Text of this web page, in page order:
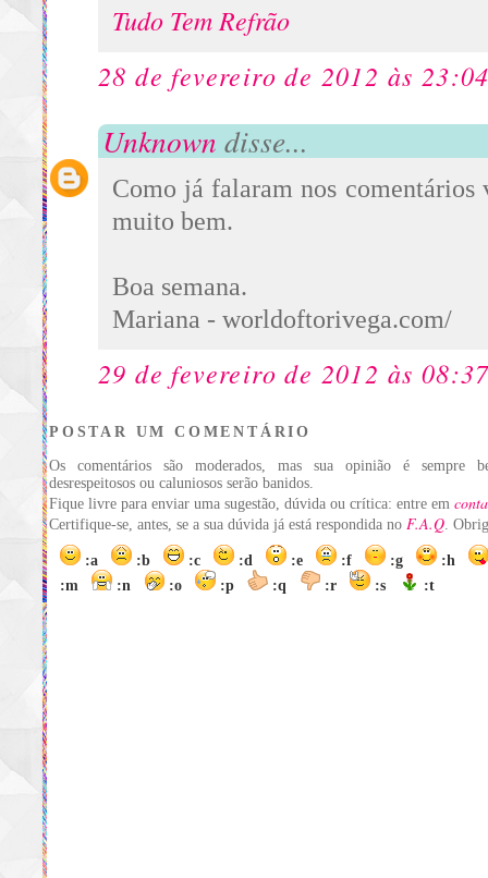
Tudo Tem Refrão
28 de fevereiro de 2012 às
Unknown disse...
Como já falaram nos comentários
muito bem.
Boa semana.
Mariana - worldoftorivega.com/
29 de fevereiro de 2012 às
POSTAR UM COMENTÁRIO
Os comentários são moderados, mas sua opinião é sempre
desrespeitosos ou caluniosos serão banidos.
Fique livre para enviar uma sugestão, dúvida ou crítica: entre em
Certifique-se, antes, se a sua dúvida já está respondida no F.A.Q.
:a :b :c :d :e :f :g
:h
:m
:n :o :p :q :r :s :t